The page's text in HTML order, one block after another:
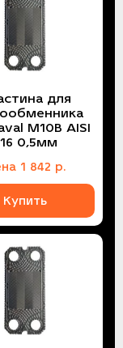
для
M10B AISI
0,5мм
1 842 р.
Купить